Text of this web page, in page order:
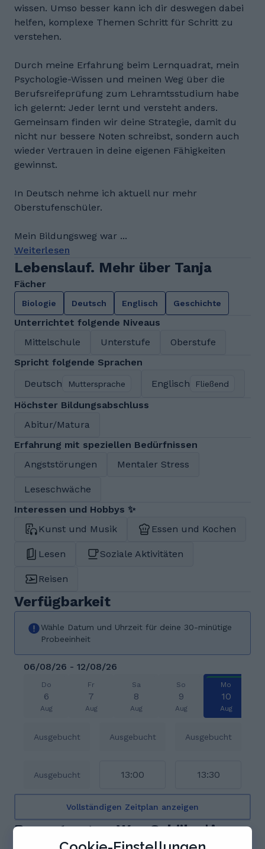
wissen. Umso besser kann ich dir deswegen dabei
helfen, komplexe Themen Schritt für Schritt zu
verstehen.
Durch meine Erfahrung beim Lernquadrat, mein
Psychologie-Wissen und meinen Weg über die
Berufsreifeprüfung zum Lehramtsstudium habe
ich gelernt: Jeder lernt und versteht anders.
Gemeinsam finden wir deine Strategie, damit du
nicht nur bessere Noten schreibst, sondern auch
wieder Vertrauen in deine eigenen Fähigkeiten
gewinnst.
In Deutsch nehme ich aktuell nur mehr
Oberstufenschüler.
Mein Bildungsweg war ...
Weiterlesen
Lebenslauf. Mehr über Tanja
Fächer
Biologie Deutsch Englisch Geschichte
Unterrichtet folgende Niveaus
Mittelschule
Unterstufe
Oberstufe
Spricht folgende Sprachen
Deutsch
Muttersprache Englisch Fließend
Höchster Bildungsabschluss
Abitur/Matura
Erfahrung mit speziellen Bedürfnissen
Angststörungen
Mentaler Stress
Leseschwäche
Interessen und Hobbys ✨
Kunst und Musik
Essen und Kochen
Lesen Soziale Aktivitäten
Reisen
Verfügbarkeit
Wähle Datum und Uhrzeit für deine 30-minütige
Probeeinheit
06/08/26 - 12/08/26
Do
6
Aug
Fr
7
Aug
Sa
8
Aug
So
9
Aug
Mo
10
Aug
Ausgebucht Ausgebucht Ausgebucht
Ausgebucht 13:00 13:30
Vollständigen Zeitplan anzeigen
Bewertungen. Was Schüler*innen